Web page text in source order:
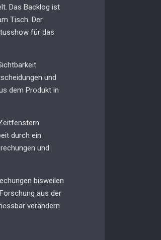
Das Backlog ist
Tisch. Der
für das
und
dem Produkt in
durch ein
und
bisweilen
aus der
verändern